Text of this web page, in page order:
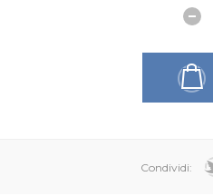
Condividi: